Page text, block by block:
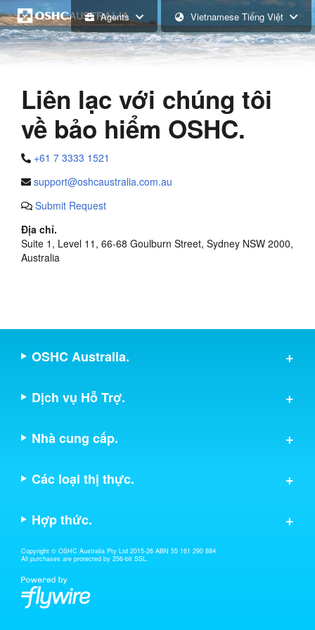
Agents Vietnamese Tiếng Việt
Liên lạc với chúng tôi
về bảo hiểm OSHC.
+61 7 3333 1521
support@oshcaustralia.com.au
Submit Request
Địa chỉ.
Suite 1, Level 11, 66-68 Goulburn Street, Sydney NSW 2000,
Australia
OSHC Australia.
Dịch vụ Hỗ Trợ.
Nhà cung cấp.
Các loại thị thực.
Hợp thức.
Copyright © OSHC Australia Pty Ltd 2015-26 ABN 55 161 290 884
All purchases are protected by 256-bit SSL.